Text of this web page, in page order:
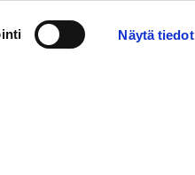
Näytä tiedot